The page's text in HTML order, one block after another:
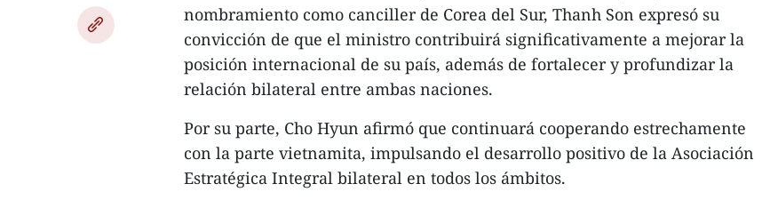
nombramiento como canciller de Corea del Sur, Thanh Son expresó su
convicción de que el ministro contribuirá significativamente a mejorar la
posición internacional de su país, además de fortalecer y profundizar la
relación bilateral entre ambas naciones.
Por su parte, Cho Hyun afirmó que continuará cooperando estrechamente
con la parte vietnamita, impulsando el desarrollo positivo de la Asociación
Estratégica Integral bilateral en todos los ámbitos.